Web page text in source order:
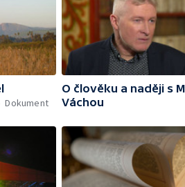
Dokument
O člověku a naději s
Váchou